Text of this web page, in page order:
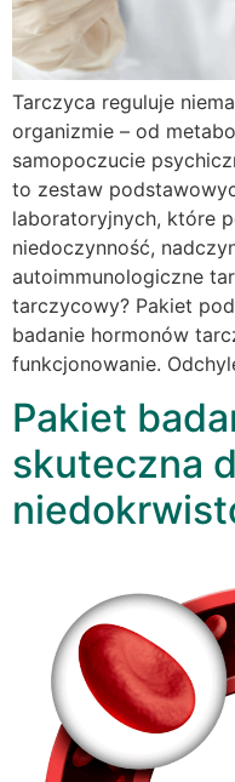
Tarczyca reguluje
organizmie – od
samopoczucie
to zestaw
laboratoryjnych, które
niedoczynność,
autoimmunologiczne
tarczycowy? Pakiet
badanie hormonów
funkcjonowanie.
Pakiet
skuteczna